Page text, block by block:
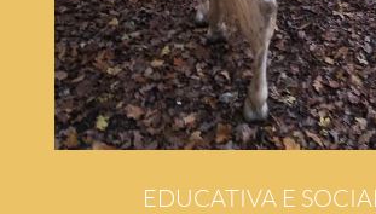
EDUCATIVA E